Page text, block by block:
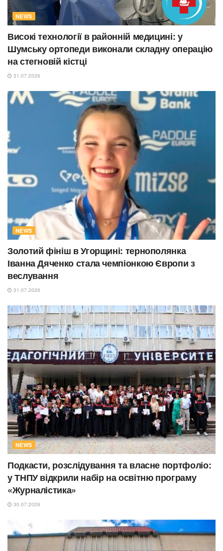
NEWS
Високі технології в районній медицині: у
Шумську ортопеди виконали складну операцію
на стегновій кістці
31.07.2026
NEWS
Золотий фініш в Угорщині: тернополянка
Іванна Дяченко стала чемпіонкою Європи з
веслування
31.07.2026
NEWS
Подкасти, розслідування та власне портфоліо:
у ТНПУ відкрили набір на освітню програму
«Журналістика»
30.07.2026